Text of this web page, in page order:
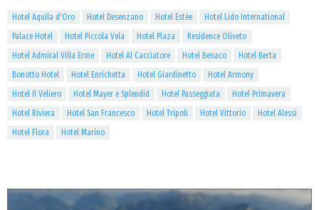
Hotel Aquila d'Oro Hotel Desenzano Hotel Estée
Hotel Lido International
Palace Hotel
Hotel Piccola Vela Hotel Plaza
Residence Oliveto
Hotel Admiral Villa Erme
Hotel Al Cacciatore Hotel Benaco
Hotel Berta
Bonotto Hotel
Hotel Enrichetta Hotel Giardinetto
Hotel Armony
Hotel Il Veliero
Hotel Mayer e Splendid Hotel Passeggiata
Hotel Primavera
Hotel Riviera
Hotel San Francesco Hotel Tripoli Hotel Vittorio
Hotel Alessi
Hotel Flora
Hotel Marino